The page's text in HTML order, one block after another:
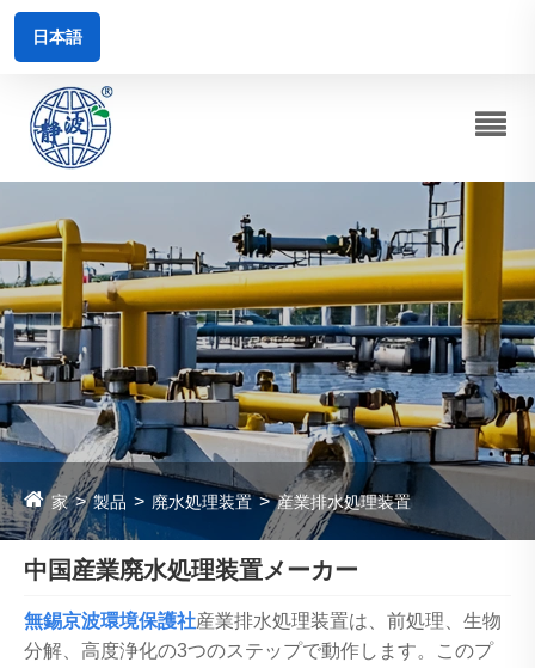
日本語
家 製品 廃水処理装置 産業排水処理装置
中国産業廃水処理装置メーカー
無錫京波環境保護社産業排水処理装置は、前処理、生物
分解、高度浄化の3つのステップで動作します。このプ